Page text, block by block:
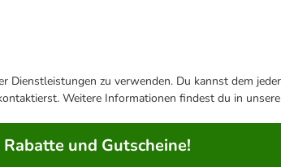
zu verwenden. Du kannst dem
Weitere Informationen findest du in
und Gutscheine!